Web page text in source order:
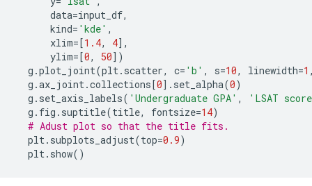
data=input_df,
kind= 'kde' ,
xlim=[1.4, 4],
ylim=[0, 50])
g .plot_joint(plt. scatter, c= 'b' , s=10, linewidth=1
g .ax_joint.collections[0]. set_alpha(0)
g . set_axis_labels( 'Undergraduate GPA' ,
'LSAT
g . fig . suptitle(title, fontsize=14)
# Adust plot so that the title fits.
plt. subplots_adjust(top=0.9)
plt. show()